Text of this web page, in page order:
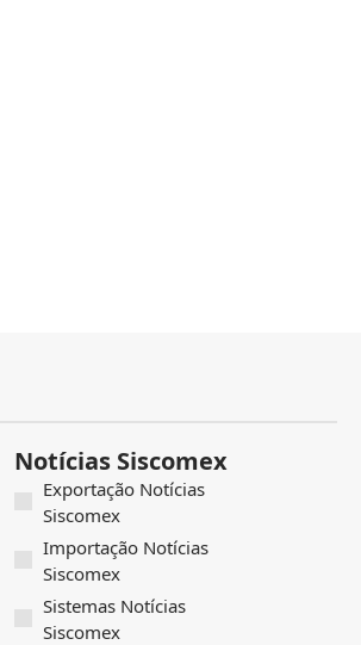
Notícias Siscomex
Exportação Notícias
Siscomex
Importação Notícias
Siscomex
Sistemas Notícias
Siscomex